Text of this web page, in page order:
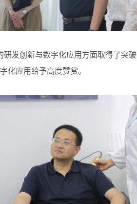
发创新与数字化应用方面取得了突
化应用给予高度赞赏。